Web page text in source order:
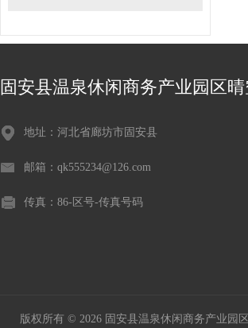
固安县温泉休闲商务产业园区
地址：河北省廊坊市固安县
邮箱：qk555234@126.com
传真：86-区号-传真号码
版权所有 © 2026 固安县温泉休闲商务产业